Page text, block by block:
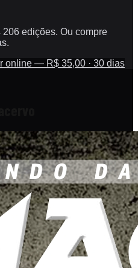
edições. Ou compre
online — R$ 35,00 · 30 dias